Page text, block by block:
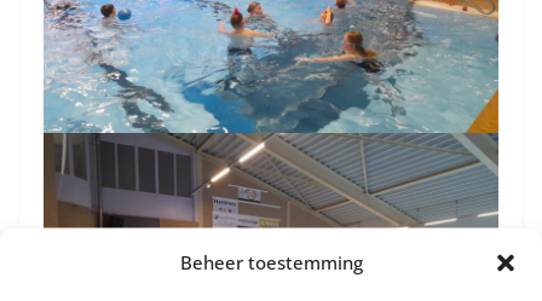
Beheer toestemming